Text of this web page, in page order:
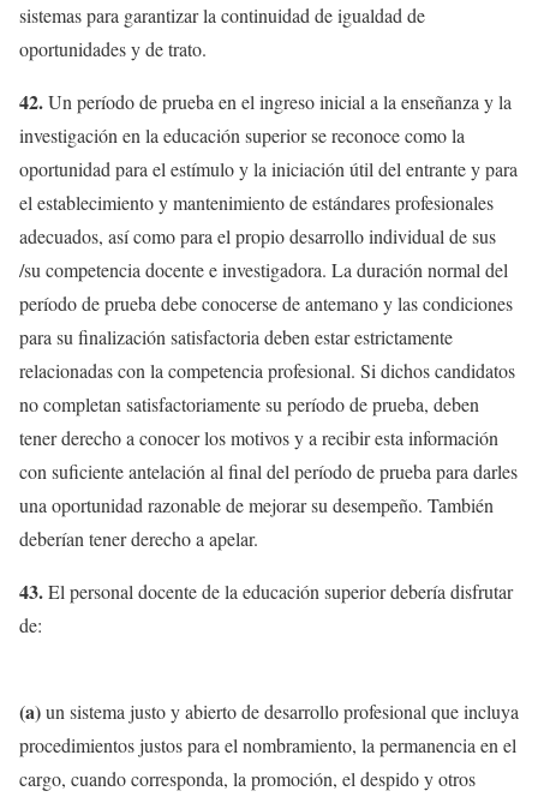
sistemas para garantizar la continuidad de igualdad de
oportunidades y de trato.
42.Un período de prueba en el ingreso inicial a la enseñanza y la
investigación en la educación superior se reconoce como la
oportunidad para el estímulo y la iniciación útil del entrante y para
el establecimiento y mantenimiento de estándares profesionales
adecuados, así como para el propio desarrollo individual de sus
/su competencia docente e investigadora. La duración normal del
período de prueba debe conocerse de antemano y las condiciones
para su finalización satisfactoria deben estar estrictamente
relacionadas con la competencia profesional. Si dichos candidatos
no completan satisfactoriamente su período de prueba, deben
tener derecho a conocer los motivos y a recibir esta información
con suficiente antelación al final del período de prueba para darles
una oportunidad razonable de mejorar su desempeño. También
deberían tener derecho a apelar.
43.El personal docente de la educación superior debería disfrutar
de:
(a)un sistema justo y abierto de desarrollo profesional que incluya
procedimientos justos para el nombramiento, la permanencia en el
cargo, cuando corresponda, la promoción, el despido y otros